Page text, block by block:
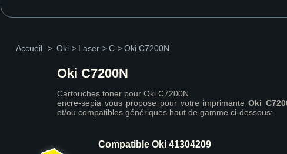
Accueil > Oki > Laser >C >Oki C7200N
Oki C7200N
Cartouches toner pour Oki C7200N
encre-sepia vous propose pour votre imprimanteOki
et/ou compatibles génériques haut de gamme ci-dessous:
Compatible Oki 41304209